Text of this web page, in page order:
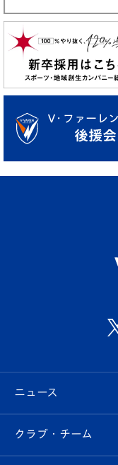
ニュース
すべて
クラブ・チーム